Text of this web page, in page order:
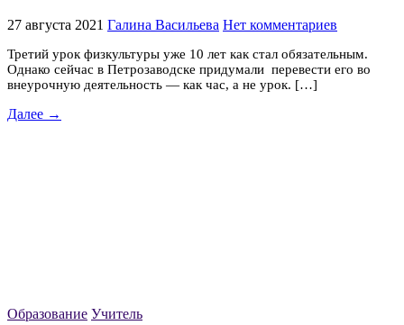
27 августа 2021 Галина Васильева Нет комментариев
Третий урок физкультуры уже 10 лет как стал обязательным.
Однако сейчас в Петрозаводске придумали перевести его во
внеурочную деятельность — как час, а не урок. […]
Далее →
Образование Учитель